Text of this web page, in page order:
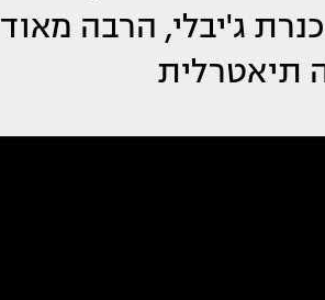
של כנרת ג'יבלי, הרבה מאוד
תיאטרלית